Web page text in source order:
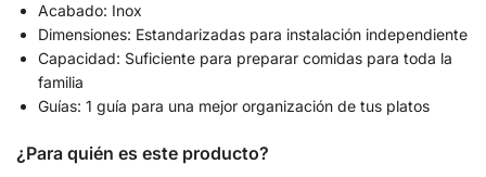
Acabado: Inox
Dimensiones: Estandarizadas para instalación independiente
Capacidad: Suficiente para preparar comidas para toda la
familia
Guías: 1 guía para una mejor organización de tus platos
¿Para quién es este producto?